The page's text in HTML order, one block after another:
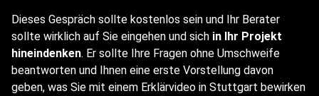
Dieses Gespräch sollte kostenlos sein und Ihr Berater
sollte wirklich auf Sie eingehen und sich in Ihr Projekt
hineindenken. Er sollte Ihre Fragen ohne Umschweife
beantworten und Ihnen eine erste Vorstellung davon
geben, was Sie mit einem Erklärvideo in Stuttgart bewirken